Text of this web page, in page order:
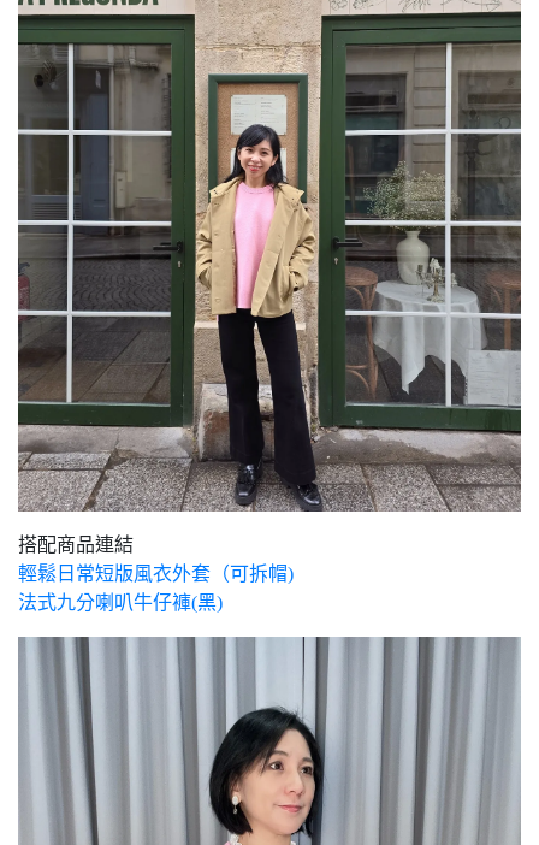
搭配商品連結
輕鬆日常短版風衣外套（可拆帽)
法式九分喇叭牛仔褲(黑)